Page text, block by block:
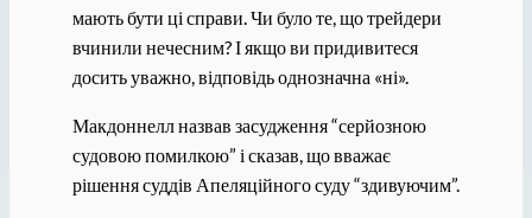
мають бути ці справи. Чи було те, що трейдери
вчинили нечесним? І якщо ви придивитеся
досить уважно, відповідь однозначна «ні».
Макдоннелл назвав засудження “серйозною
судовою помилкою” і сказав, що вважає
рішення суддів Апеляційного суду “здивуючим”.